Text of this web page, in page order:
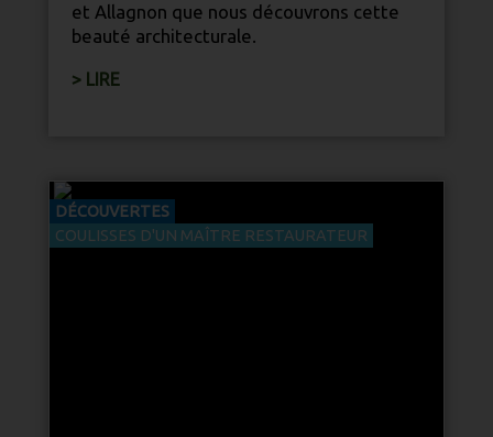
et Allagnon que nous découvrons cette
beauté architecturale.
> LIRE
DÉCOUVERTES
COULISSES D'UN MAÎTRE RESTAURATEUR